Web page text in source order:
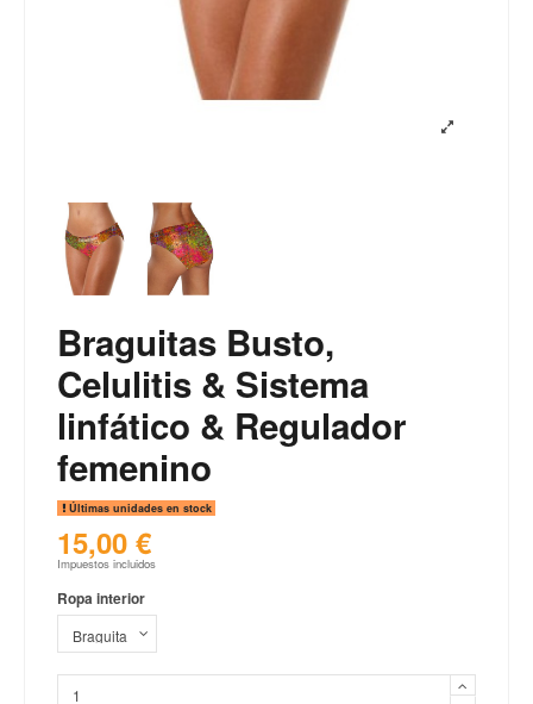
Braguitas Busto,
Celulitis & Sistema
linfático & Regulador
femenino
Últimas unidades en stock
15,00 €
Impuestos incluidos
Ropa interior